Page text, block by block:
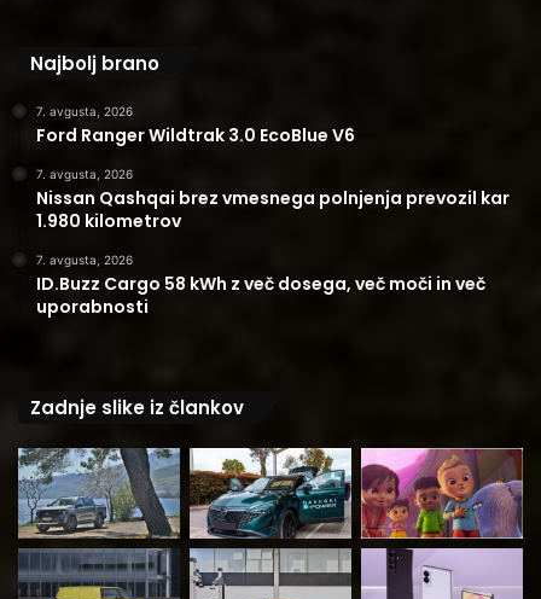
Najbolj brano
7. avgusta, 2026
Ford Ranger Wildtrak 3.0 EcoBlue V6
7. avgusta, 2026
Nissan Qashqai brez vmesnega polnjenja prevozil kar
1.980 kilometrov
7. avgusta, 2026
ID.Buzz Cargo 58 kWh z več dosega, več moči in več
uporabnosti
Zadnje slike iz člankov